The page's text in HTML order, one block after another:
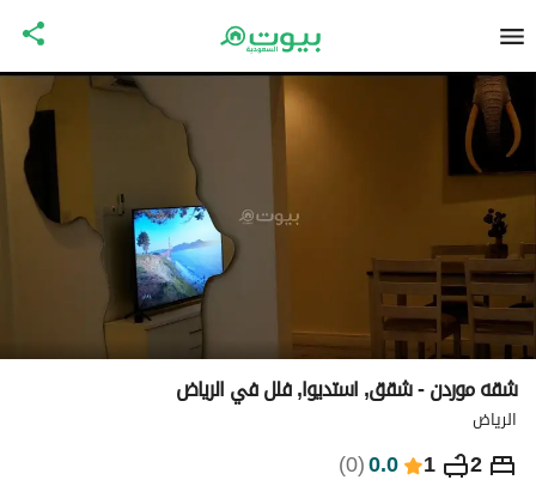
شقه موردن - شقق, استديوا, فلل في الرياض
الرياض
2
1
0.0
(
0
) ⃁
549 ليلة